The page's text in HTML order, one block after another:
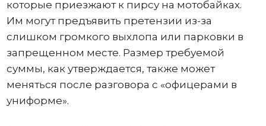
которые приезжают к пирсу на мотобайках.
Им могут предъявить претензии из-за
слишком громкого выхлопа или парковки в
запрещенном месте. Размер требуемой
суммы, как утверждается, также может
меняться после разговора с «офицерами в
униформе».